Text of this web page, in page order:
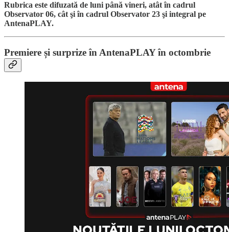
Rubrica este difuzată de luni până vineri, atât în cadrul
Observator 06, cât şi în cadrul Observator 23 şi integral pe
AntenaPLAY.
Premiere și surprize în AntenaPLAY în octombrie